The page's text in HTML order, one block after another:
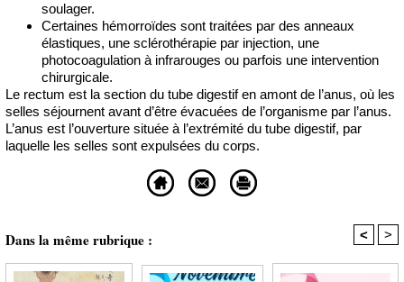
soulager.
Certaines hémorroïdes sont traitées par des anneaux
élastiques, une sclérothérapie par injection, une
photocoagulation à infrarouges ou parfois une intervention
chirurgicale.
Le rectum est la section du tube digestif en amont de l’anus, où les
selles séjournent avant d’être évacuées de l’organisme par l’anus.
L’anus est l’ouverture située à l’extrémité du tube digestif, par
laquelle les selles sont expulsées du corps.
Dans la même rubrique : < >